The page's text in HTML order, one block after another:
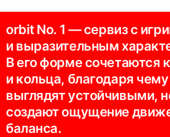
orbit No. 1 — сервиз с
и выразительным
В его форме сочетаются
и кольца, благодаря
выглядят устойчивыми,
создают ощущение
баланса.